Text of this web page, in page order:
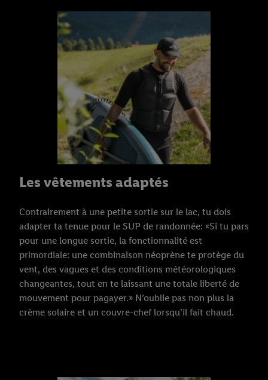
Les vêtements adaptés
Contrairement à une petite sortie sur le lac, tu dois
adapter ta tenue pour le SUP de randonnée: «Si tu pars
pour une longue sortie, la fonctionnalité est
primordiale: une combinaison néoprène te protège du
vent, des vagues et des conditions météorologiques
changeantes, tout en te laissant une totale liberté de
mouvement pour pagayer.» N’oublie pas non plus la
crème solaire et un couvre-chef lorsqu’il fait chaud.